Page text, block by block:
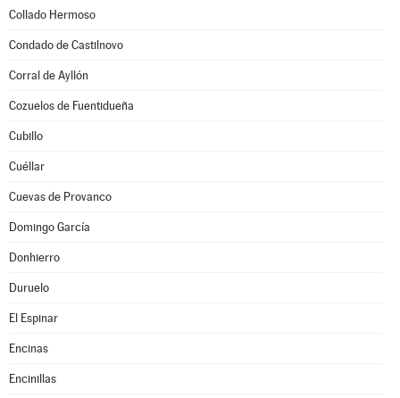
Collado Hermoso
Condado de Castilnovo
Corral de Ayllón
Cozuelos de Fuentidueña
Cubillo
Cuéllar
Cuevas de Provanco
Domingo García
Donhierro
Duruelo
El Espinar
Encinas
Encinillas